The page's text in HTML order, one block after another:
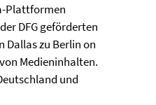
Plattformen
DFG geförderten
zu Berlin on
Medieninhalten.
und